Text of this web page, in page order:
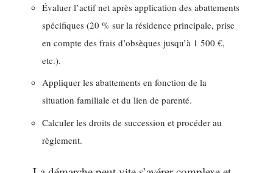
Évaluer l’actif net après application des abattements
spécifiques (20 % sur la résidence principale, prise
en compte des frais d’obsèques jusqu’à 1 500 €,
etc.).
Appliquer les abattements en fonction de la
situation familiale et du lien de parenté.
Calculer les droits de succession et procéder au
règlement.